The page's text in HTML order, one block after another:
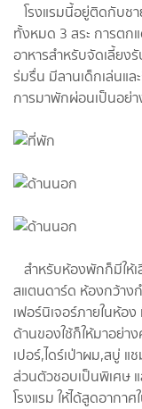
โรงแรมนี้อยู่ติดกับช
ทั้งหมด 3 สระ การตก
อาหารสำหรับจัดเลี้ย
ร่มรื่น มีลานเด็กเล่นแ
การมาพักผ่อนเป็นอย่
สำหรับห้องพักก็มีให้
สแตนดาร์ด ห้องกว้าง
เฟอร์นิเจอร์ภายในห้อ
ด้านของใช้ก็ให้มาอย่า
เปอร์,ไดร์เป่าผม,สบู่
ส่วนตัวชอบเป็นพิเศษ
โรงแรม ให้ได้สูดอากาศ